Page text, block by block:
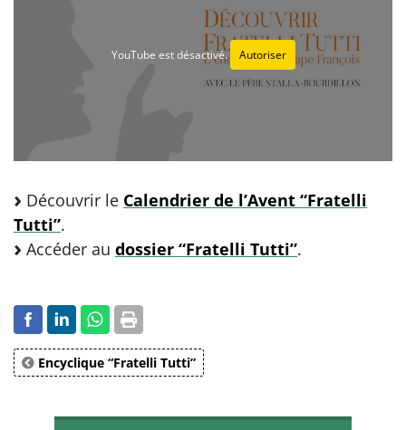
YouTube est désactivé. Autoriser
Découvrir le Calendrier de l’Avent “Fratelli
Tutti”.
Accéder au dossier “Fratelli Tutti”.
Encyclique “Fratelli Tutti”